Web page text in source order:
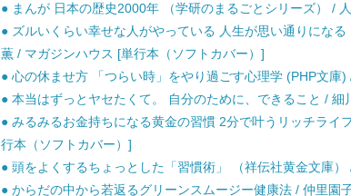
● まんが 日本の歴史2000年 （学研のまるごとシリーズ） /
● ズルいくらい幸せな人がやっている 人生が思い通りにな
薫 / マガジンハウス [単行本（ソフトカバー）]
● 心の休ませ方 「つらい時」をやり過ごす心理学 (PHP文庫
● 本当はずっとヤセたくて。 自分のために、できること / 細
● みるみるお金持ちになる黄金の習慣 2分で叶うリッチライ
行本（ソフトカバー）]
● 頭をよくするちょっとした「習慣術」 （祥伝社黄金文庫
● からだの中から若返るグリーンスムージー健康法 / 仲里園